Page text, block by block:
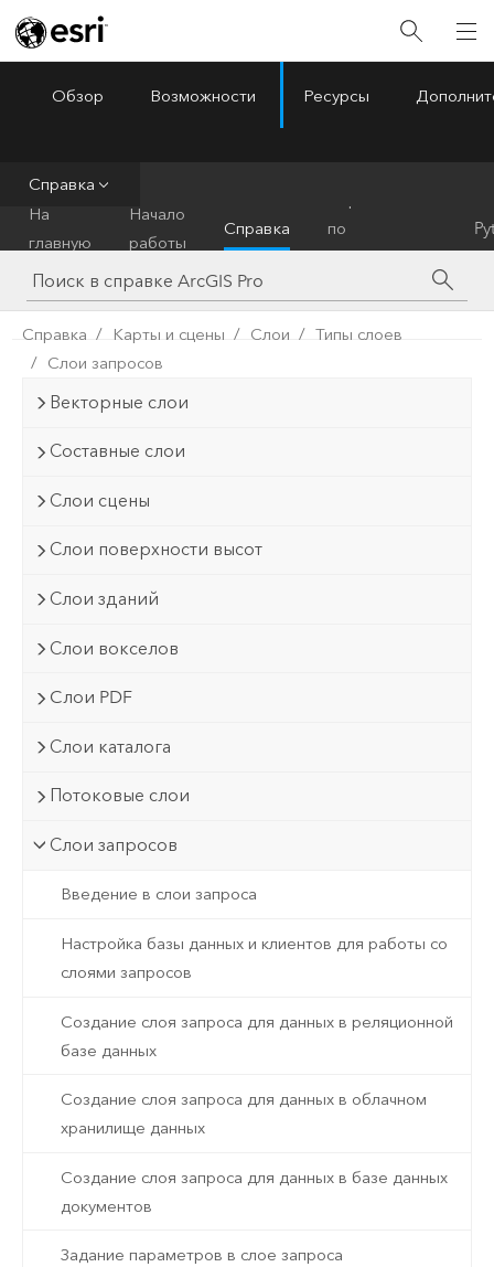
ArcGIS Pro
Обзор Возможности Ресурсы
Справка
На
главную
Начало
работы
Справка
по
инструментам
Справка Карты и сцены Слои
Типы слоев
Слои запросов
Векторные слои
Составные слои
Слои сцены
Слои поверхности высот
Слои зданий
Слои вокселов
Cлои PDF
Слои каталога
Потоковые слои
Слои запросов
Введение в слои запроса
Настройка базы данных и клиентов для работы со
слоями запросов
Создание слоя запроса для данных в реляционной
базе данных
Создание слоя запроса для данных в облачном
хранилище данных
Создание слоя запроса для данных в базе данных
документов
Задание параметров в слое запроса